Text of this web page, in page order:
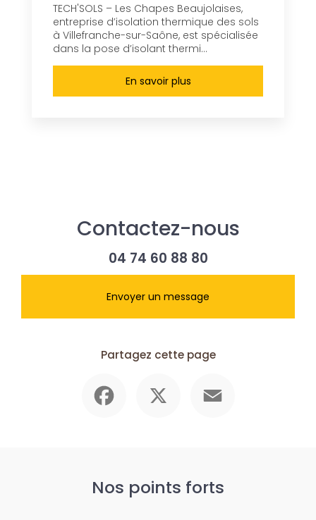
TECH'SOLS – Les Chapes Beaujolaises,
entreprise d’isolation thermique des sols
à Villefranche-sur-Saône, est spécialisée
dans la pose d’isolant thermi...
En savoir plus
Contactez-nous
04 74 60 88 80
Envoyer un message
Partagez cette page
Nos points forts